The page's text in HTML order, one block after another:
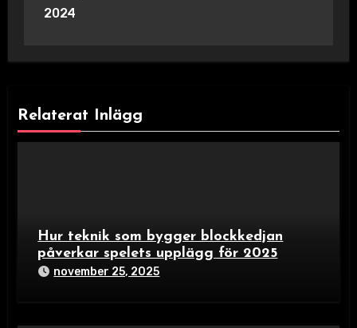
2024
Relaterat Inlägg
Hur teknik som bygger blockkedjan
påverkar spelets upplägg för 2025
november 25, 2025